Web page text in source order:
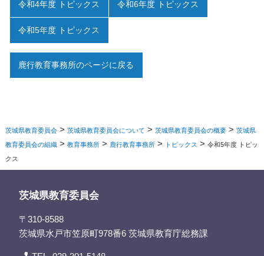
令和4年度 トピックス 令和6年度 トピックス
令和5年度 トピックス
鹿行教育事務所のページに戻る
茨城県教育委員会 >茨城県教育委員会について >茨城県教育委員会の概要 >茨城県
教育委員会の組織 >教育事務所 > 鹿行教育事務所 > トピックス >令和5年度 トピッ
クス
茨城県教育委員会
〒310-8588
茨城県水戸市笠原町978番6 茨城県教育庁総務課